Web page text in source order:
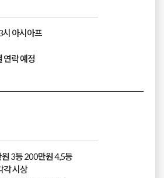
시 아시아프
연락 예정
3등 200만원 4,5등
각 시상